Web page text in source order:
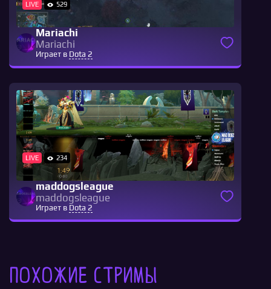
LIVE 529
Mariachi
Mariachi
Играет в Dota 2
LIVE 234
maddogsleague
maddogsleague
Играет в Dota 2
Похожие стримы